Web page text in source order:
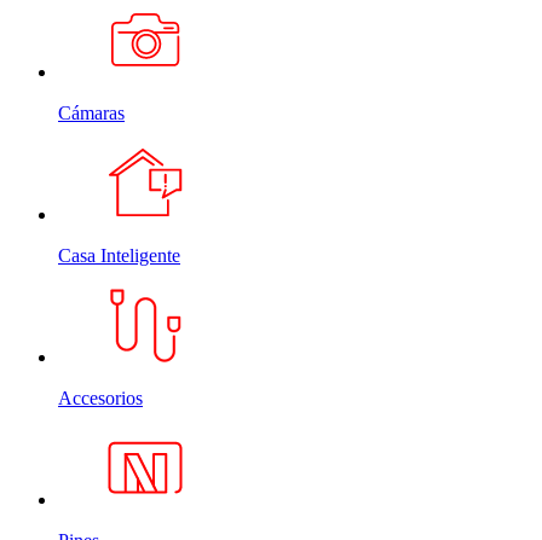
Cámaras
Casa Inteligente
Accesorios